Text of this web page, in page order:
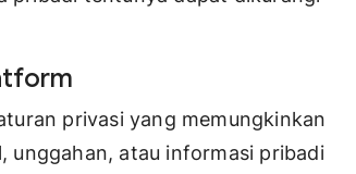
privasi yang memungkinkan
unggahan, atau informasi pribadi